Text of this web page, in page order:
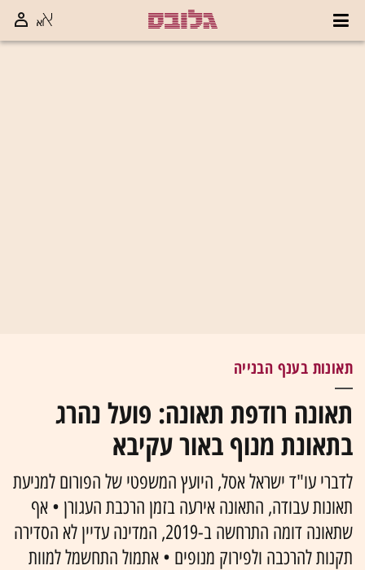
תאונות בענף הבנייה
תאונה רודפת תאונה: פועל נהרג
בתאונת מנוף באור עקיבא
לדברי עו"ד ישראל אסל, היועץ המשפטי של הפורום למניעת
תאונות עבודה, התאונה אירעה בזמן הרכבת העגורן • אף
שתאונה דומה התרחשה ב-2019, המדינה עדיין לא הסדירה
תקנות להרכבה ולפירוק מנופים • אתמול התחשמל למוות